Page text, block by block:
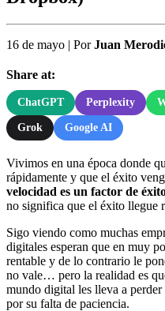
16 de mayo | PorJuan
Share at:
ChatGPT Perplexity
Grok Google AI
Vivimos en una época donde
rápidamente y que el éxito
velocidad es un factor de
no significa que el éxito llegue
Sigo viendo como muchas
digitales esperan que en muy
rentable y de lo contrario le
no vale… pero la realidad es
mundo digital les lleva a
por su falta de paciencia.